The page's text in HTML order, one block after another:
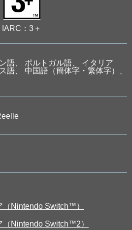
IARC：3＋
語、 ポルトガル語、 イタリア
語、 中国語（簡体字・繁体字）、
（Nintendo Switch™）
（Nintendo Switch™2）